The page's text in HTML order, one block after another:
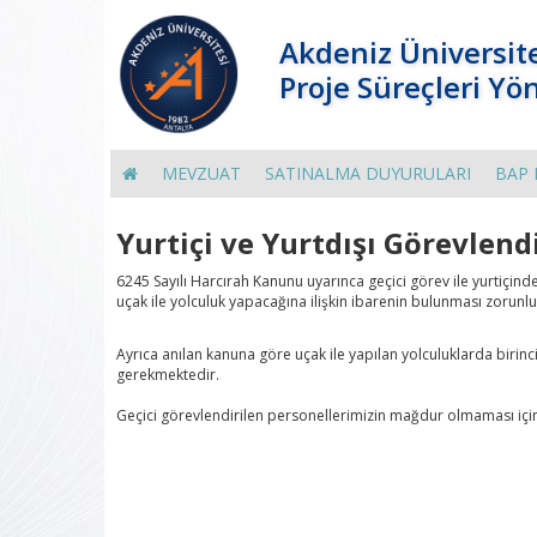
Akdeniz
Proje Süreçleri
MEVZUAT SATINALMA DUYURULARI BAP
Yurtiçi ve Yurtdışı
6245 Sayılı Harcırah Kanunu uyarınca geçici görev ile
uçak ile yolculuk yapacağına ilişkin ibarenin bulunması
Ayrıca anılan kanuna göre uçak ile yapılan yolculuklarda
gerekmektedir.
Geçici görevlendirilen personellerimizin mağdur olmaması